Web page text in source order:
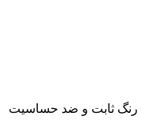
رنگ ثابت و ضد حساسیت